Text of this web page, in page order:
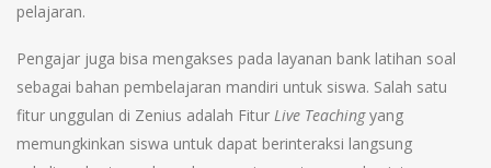
pelajaran.
Pengajar juga bisa mengakses pada layanan bank latihan soal
sebagai bahan pembelajaran mandiri untuk siswa. Salah satu
fitur unggulan di Zenius adalah Fitur Live Teachingyang
memungkinkan siswa untuk dapat berinteraksi langsung